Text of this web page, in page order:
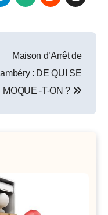
Maison d’Arrêt de
: DE QUI SE
MOQUE -T-ON ?